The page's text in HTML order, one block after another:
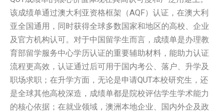
该成绩单通过澳大利亚资格框架（AQF）认证，在澳大利
亚全国通用，同时获得全球多数国家和地区的高校、企业
及官方机构认可。对于中国留学生而言，成绩单是办理教
育部留学服务中心学历认证的重要辅助材料，能助力认证
流程更高效，认证通过后可用于国内考公、落户、升学及
职场求职；在升学方面，无论是申请QUT本校研究生，还
是全球其他高校深造，成绩单都是院校评估学生学术能力
的核心依据；在就业领域，澳洲本地企业、国内外企及政